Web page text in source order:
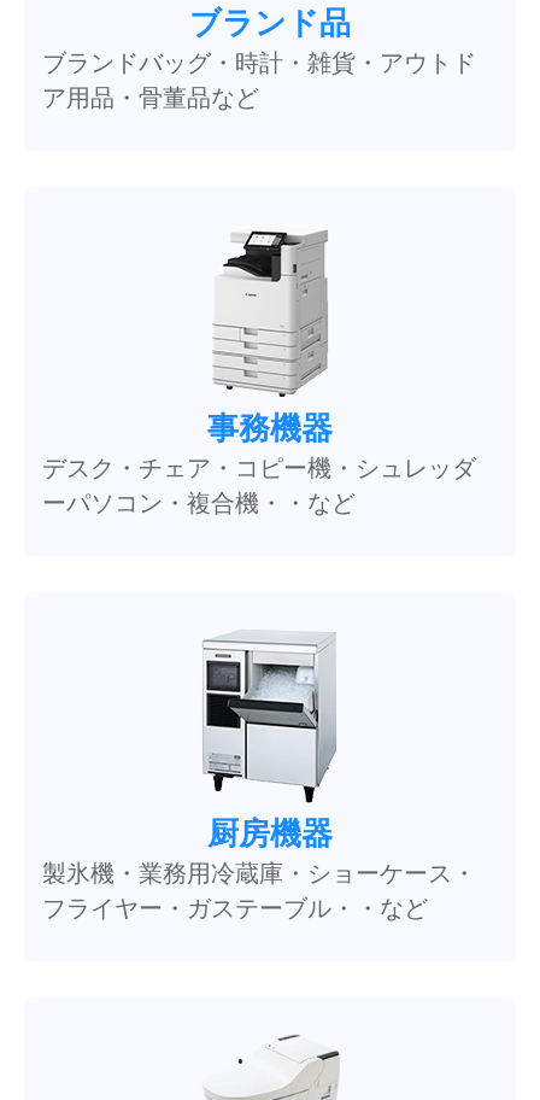
ブランド品
ブランドバッグ・時計・雑貨・アウトド
ア用品・骨董品など
事務機器
デスク・チェア・コピー機・シュレッダ
ーパソコン・複合機・・など
厨房機器
製氷機・業務用冷蔵庫・ショーケース・
フライヤー・ガステーブル・・など